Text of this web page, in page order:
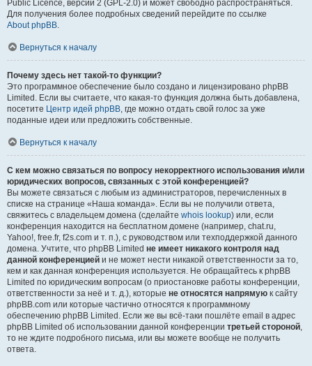
Public Licence, версии 2 (GPL-2.0) и может свободно распространяться.
Для получения более подробных сведений перейдите по ссылке
About phpBB.
Вернуться к началу
Почему здесь нет такой-то функции?
Это программное обеспечение было создано и лицензировано phpBB
Limited. Если вы считаете, что какая-то функция должна быть добавлена,
посетите Центр идей phpBB, где можно отдать свой голос за уже
поданные идеи или предложить собственные.
Вернуться к началу
С кем можно связаться по вопросу некорректного использования и/или
юридических вопросов, связанных с этой конференцией?
Вы можете связаться с любым из администраторов, перечисленных в
списке на странице «Наша команда». Если вы не получили ответа,
свяжитесь с владельцем домена (сделайте whois lookup) или, если
конференция находится на бесплатном домене (например, chat.ru,
Yahoo!, free.fr, f2s.com и т. п.), с руководством или техподдержкой данного
домена. Учтите, что phpBB Limited не имеет никакого контроля над
данной конференцией и не может нести никакой ответственности за то,
кем и как данная конференция используется. Не обращайтесь к phpBB
Limited по юридическим вопросам (о приостановке работы конференции,
ответственности за неё и т. д.), которые не относятся напрямую к сайту
phpBB.com или которые частично относятся к программному
обеспечению phpBB Limited. Если же вы всё-таки пошлёте email в адрес
phpBB Limited об использовании данной конференции третьей стороной,
то не ждите подробного письма, или вы можете вообще не получить
ответа.